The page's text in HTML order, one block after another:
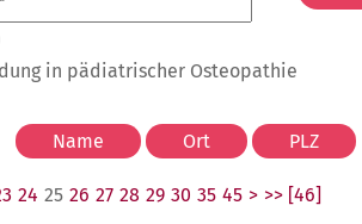
in pädiatrischer Osteopathie
24 25 26 27 28 29 30 35 45 > >> [46]